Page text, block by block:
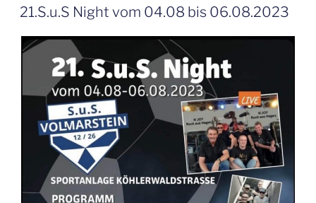
AM
21.S.u.S Night vom 04.08 bis 06.08.2023